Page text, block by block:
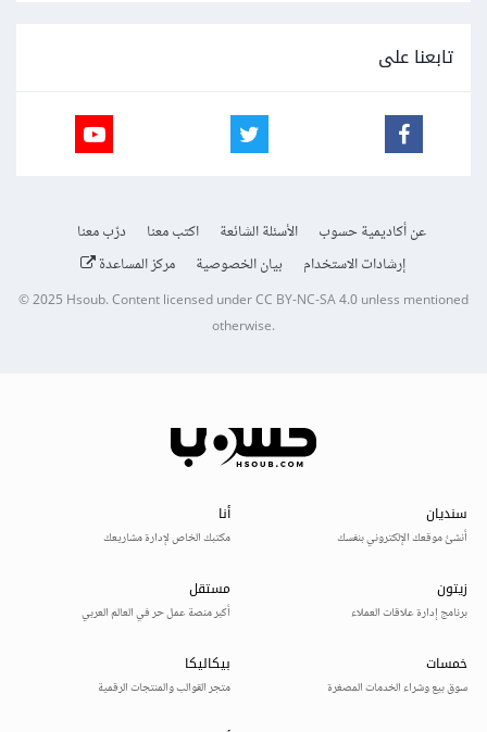
تابعنا على
عن أكاديمية حسوب الأسئلة الشائعة اكتب معنا
درّب معنا
إرشادات الاستخدام
بيان الخصوصية مركز المساعدة
© 2025Hsoub.Content licensed underCC BY-NC-SA 4.0unless mentioned
otherwise.